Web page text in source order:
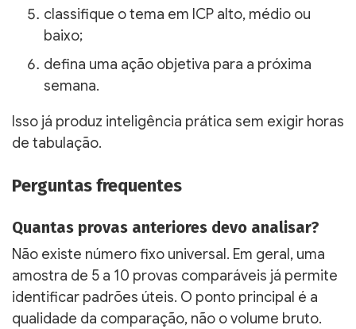
classifique o tema em ICP alto, médio ou
baixo;
defina uma ação objetiva para a próxima
semana.
Isso já produz inteligência prática sem exigir horas
de tabulação.
Perguntas frequentes
Quantas provas anteriores devo analisar?
Não existe número fixo universal. Em geral, uma
amostra de 5 a 10 provas comparáveis já permite
identificar padrões úteis. O ponto principal é a
qualidade da comparação, não o volume bruto.